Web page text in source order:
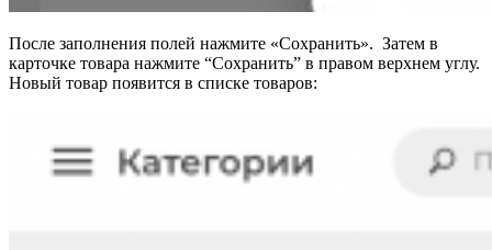
После заполнения полей нажмите «Сохранить». Затем в
карточке товара нажмите “Сохранить” в правом верхнем углу.
Новый товар появится в списке товаров: